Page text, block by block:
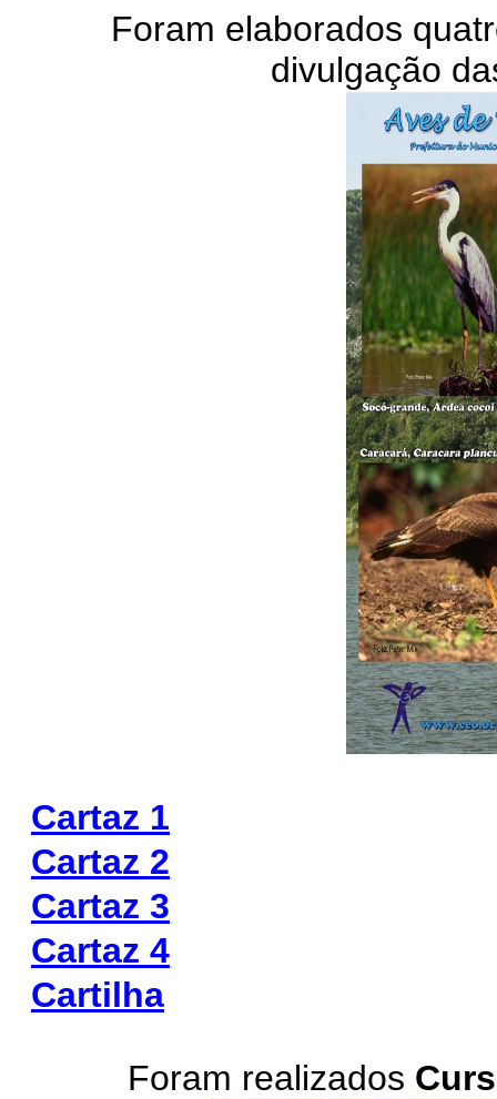
Foram elaborados
divulgação
Cartaz 1
Cartaz 2
Cartaz 3
Cartaz 4
Cartilha
Foram realizados